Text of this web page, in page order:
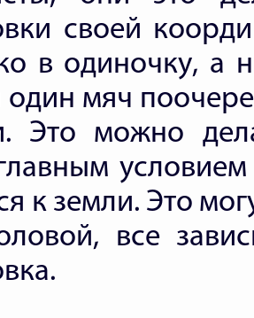
своей
в одиночку, а
один мяч
Это можно
к земли. Это
все